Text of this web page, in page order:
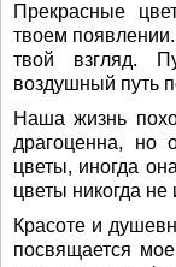
Прекрасные
твоем
твой взгляд.
воздушный путь
Наша жизнь
драгоценна, но
цветы, иногда
цветы никогда не
Красоте и
посвящается